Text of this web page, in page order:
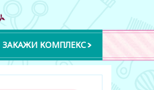
ЗАКАЖИ КОМПЛЕКС